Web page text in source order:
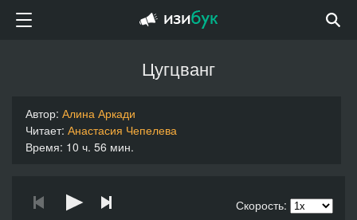
Цугцванг
Автор: Алина Аркади
Читает: Анастасия Чепелева
Время: 10 ч. 56 мин.
Скорость: